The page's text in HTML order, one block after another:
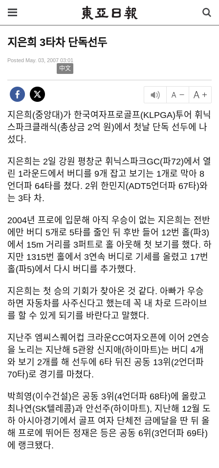
지은희 3타차 단독선두
Posted May. 03, 2007 03:01
中文
지은희(중앙대)가 한국여자프로골프(KLPGA)투어 휘닉
스파크클래식(총상금 2억 원)에서 첫날 단독 선두에 나
섰다.
지은희는 2일 강원 평창군 휘닉스파크GC(파72)에서 열
린 1라운드에서 버디를 9개 잡고 보기는 1개로 막아 8
언더파 64타를 쳤다. 2위 한민지(ADT5언더파 67타)와
는 3타 차.
2004년 프로에 입문해 아직 우승이 없는 지은희는 전반
에만 버디 5개로 5타를 줄인 뒤 후반 들어 12번 홀(파3)
에서 15m 거리를 3퍼트로 홀 아웃해 첫 보기를 했다. 하
지만 1315번 홀에서 3연속 버디로 기세를 올렸고 17번
홀(파5)에서 다시 버디를 추가했다.
지은희는 첫 승의 기회가 찾아온 것 같다. 아빠가 우승
하면 자동차를 사주신다고 했는데 꼭 내 차로 드라이브
를 할 수 있게 되기를 바란다고 말했다.
지난주 엠씨스퀘어컵 크라운CC여자오픈에 이어 2연승
을 노리는 지난해 5관왕 신지애(하이마트)는 버디 4개
와 보기 2개를 해 선두에 6타 뒤진 공동 13위(2언더파
70타)로 경기를 마쳤다.
박희영(이수건설)은 공동 3위(4언더파 68타)에 올랐고
최나연(SK텔레콤)과 안선주(하이마트), 지난해 12월 도
하 아시아경기에서 골프 여자 단체전 금메달을 딴 뒤 올
해 프로에 뛰어든 정재은 등은 공동 6위(3언더파 69타)
에 랭크됐다.